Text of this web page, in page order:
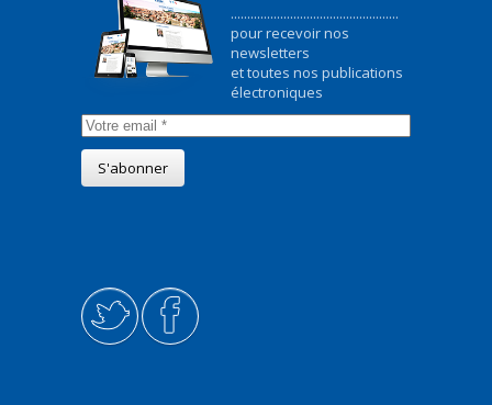
...................................................
pour recevoir nos
newsletters
et toutes nos publications
électroniques